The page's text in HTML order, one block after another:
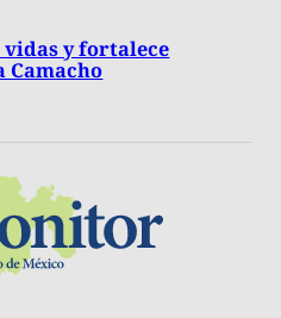
y fortalece
Camacho